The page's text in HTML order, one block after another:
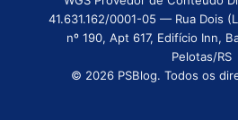
41.631.162/0001-05 — Rua Dois
nº 190, Apt 617, Edifício Inn,
Pelotas/RS
© 2026 PSBlog. Todos os